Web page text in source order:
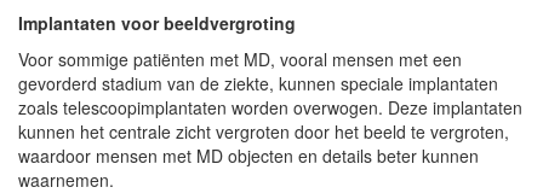
Implantaten voor beeldvergroting
Voor sommige patiënten met MD, vooral mensen met een
gevorderd stadium van de ziekte, kunnen speciale implantaten
zoals telescoopimplantaten worden overwogen. Deze implantaten
kunnen het centrale zicht vergroten door het beeld te vergroten,
waardoor mensen met MD objecten en details beter kunnen
waarnemen.